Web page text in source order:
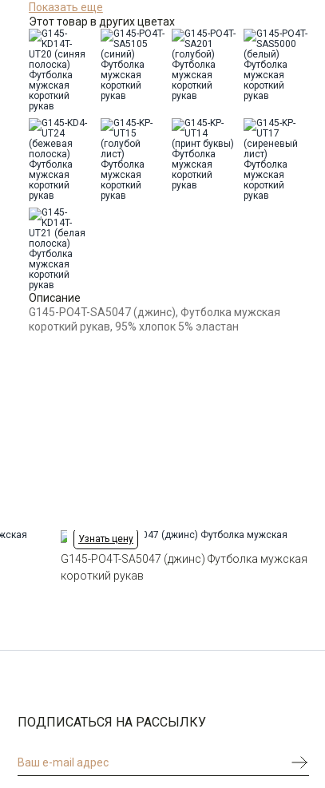
56 - + 1
60 - + 1
Выбрать размерный ряд
по 1 шт каждого доступного размера
Состав
сырья
Особенности
ткани
Пике
Модель
Классическая с разрезами по
бокам
Цвет
Ворот
Круглый
Карман
отсутствует
Показать еще
Этот товар в других цветах
Описание
G145-PO4T-SA5047 (джинс), Футболка мужская
короткий рукав, 95% хлопок 5% эластан
Узнать цену
G145-PO4T-SA5047 (джинс) Футболка мужская
короткий рукав
ПОДПИСАТЬСЯ НА РАССЫЛКУ